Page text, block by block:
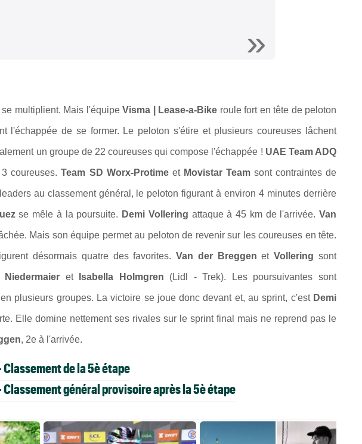
se multiplient. Mais l'équipeVisma | Lease-a-Bike roule fort en tête de peloton
l'échappée de se former. Le peloton s'étire et plusieurs coureuses lâchent
un groupe de 22 coureuses qui compose l'échappée ! UAE Team ADQ
coureuses. Team SD Worx-Protime et Movistar Teamsont contraintes de
au classement général, le peloton figurant à environ 4 minutes derrière
se mêle à la poursuite. Demi Vollering attaque à 45 km de l'arrivée. Van
Mais son équipe permet au peloton de revenir sur les coureuses en tête.
désormais quatre des favorites.Van der Breggen etVolleringsont
et Isabella Holmgren (Lidl - Trek). Les poursuivantes sont
plusieurs groupes. La victoire se joue donc devant et, au sprint, c'est Demi
Elle domine nettement ses rivales sur le sprint final mais ne reprend pas le
, 2e à l'arrivée.
de la 5è étape
Classement général provisoire après la 5è étape